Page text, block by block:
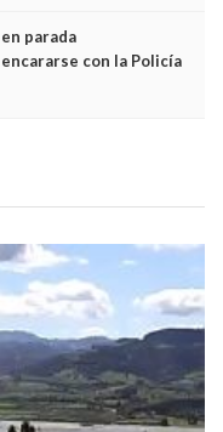
parada
con la Policía